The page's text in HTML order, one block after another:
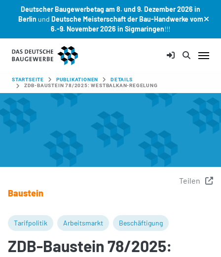
Deutscher Baugewerbetag am 8. und 9. Dezember 2026 in
Berlin und Deutsche Meisterschaft der Bau-Handwerke vom
6.-9. November 2026 in Sigmaringen!!!
Zum Hauptinhalt springen
SIE SIND HIER:
STARTSEITE PUBLIKATIONEN
DETAILS
ZDB-BAUSTEIN 78/2025: WESTBALKAN-REGELUNG
Teilen
Baustein
Tarifpolitik Arbeitsmarkt Beschäftigung
ZDB-Baustein 78/2025: